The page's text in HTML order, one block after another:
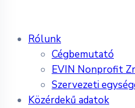
Rólunk
Cégbemutató
EVIN Nonprofit
Szervezeti
Közérdekű adatok